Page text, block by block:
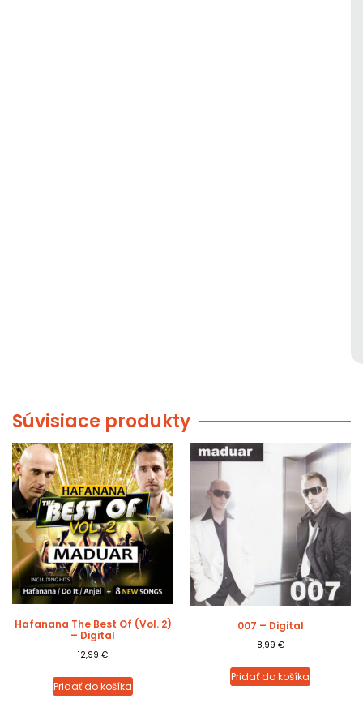
Súvisiace produkty
Hafanana The Best Of (Vol. 2)
– Digital
12,99 €
Pridať do košíka
007 – Digital
8,99 €
Pridať do košíka